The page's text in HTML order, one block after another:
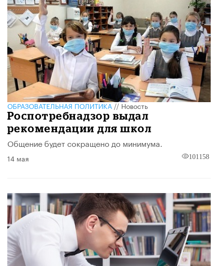
ОБРАЗОВАТЕЛЬНАЯ ПОЛИТИКА//Новость
Роспотребнадзор выдал
рекомендации для школ
Общение будет сокращено до минимума.
14 мая 101158